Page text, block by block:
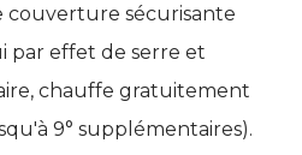
couverture sécurisante
par effet de serre et
chauffe gratuitement
9° supplémentaires).